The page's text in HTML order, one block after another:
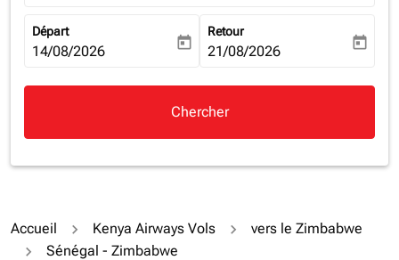
Départ
fc-booking-departure-date-aria-label
14/08/2026 today
Retour
fc-booking-return-date-aria-
21/08/2026 today
Chercher
Accueil Kenya Airways Vols
vers le Zimbabwe
Sénégal - Zimbabwe